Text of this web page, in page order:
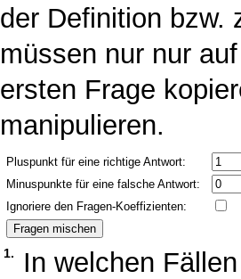
der Definition bzw.
müssen nur nur
ersten Frage
manipulieren.
Pluspunkt für eine richtige Antwort:
Minuspunkte für eine falsche Antwort:
Ignoriere den Fragen-Koeffizienten:
1.
In welchen